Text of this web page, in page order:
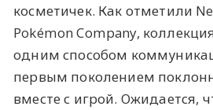
косметичек. Как отметили
Pokémon Company,
одним способом
первым поколением
вместе с игрой. Ожидается,